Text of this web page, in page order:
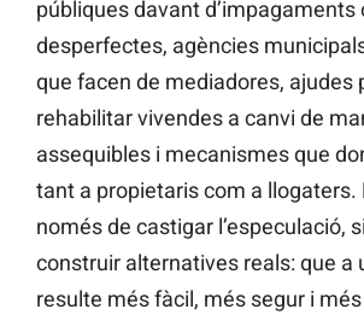
públiques davant d’impagaments
desperfectes, agències
que facen de mediadores, ajudes
rehabilitar vivendes a canvi de
assequibles i mecanismes que
tant a propietaris com a llogaters.
només de castigar l’especulació,
construir alternatives reals: que a
resulte més fàcil, més segur i